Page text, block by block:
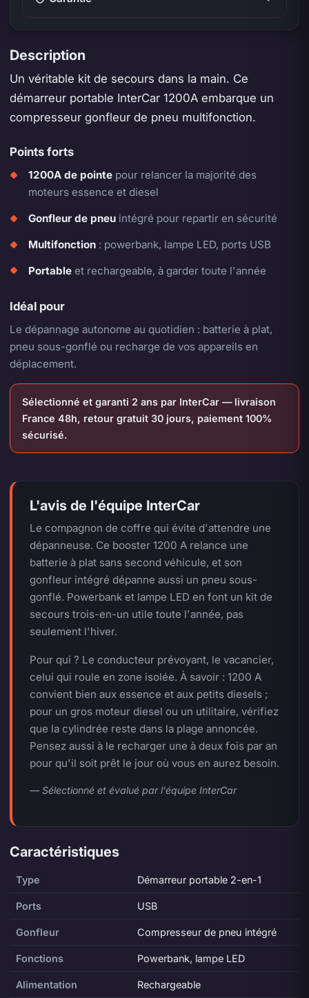
Description
Un véritable kit de secours dans la main. Ce
démarreur portable InterCar 1200A embarque un
compresseur gonfleur de pneu multifonction.
Points forts
1200A de pointepour relancer la majorité des
moteurs essence et diesel
Gonfleur de pneuintégré pour repartir en sécurité
Multifonction: powerbank, lampe LED, ports USB
Portableet rechargeable, à garder toute l'année
Idéal pour
Le dépannage autonome au quotidien : batterie à plat,
pneu sous-gonflé ou recharge de vos appareils en
déplacement.
Sélectionné et garanti 2 ans par InterCar — livraison
France 48h, retour gratuit 30 jours, paiement 100%
sécurisé.
L'avis de l'équipe InterCar
Le compagnon de coffre qui évite d'attendre une
dépanneuse. Ce booster 1200 A relance une
batterie à plat sans second véhicule, et son
gonfleur intégré dépanne aussi un pneu sous-
gonflé. Powerbank et lampe LED en font un kit de
secours trois-en-un utile toute l'année, pas
seulement l'hiver.
Pour qui ? Le conducteur prévoyant, le vacancier,
celui qui roule en zone isolée. À savoir : 1200 A
convient bien aux essence et aux petits diesels ;
pour un gros moteur diesel ou un utilitaire, vérifiez
que la cylindrée reste dans la plage annoncée.
Pensez aussi à le recharger une à deux fois par an
pour qu'il soit prêt le jour où vous en aurez besoin.
— Sélectionné et évalué par l'équipe InterCar
Caractéristiques
Type Démarreur portable 2-en-1
Ports USB
Gonfleur Compresseur de pneu intégré
Fonctions Powerbank, lampe LED
Alimentation Rechargeable